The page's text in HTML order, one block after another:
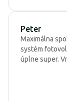
Peter
Maximálna
systém
úplne super.